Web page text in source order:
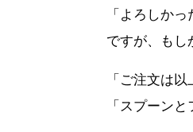
「よろしか
ですが、もし
「ご注文は
「スプーン